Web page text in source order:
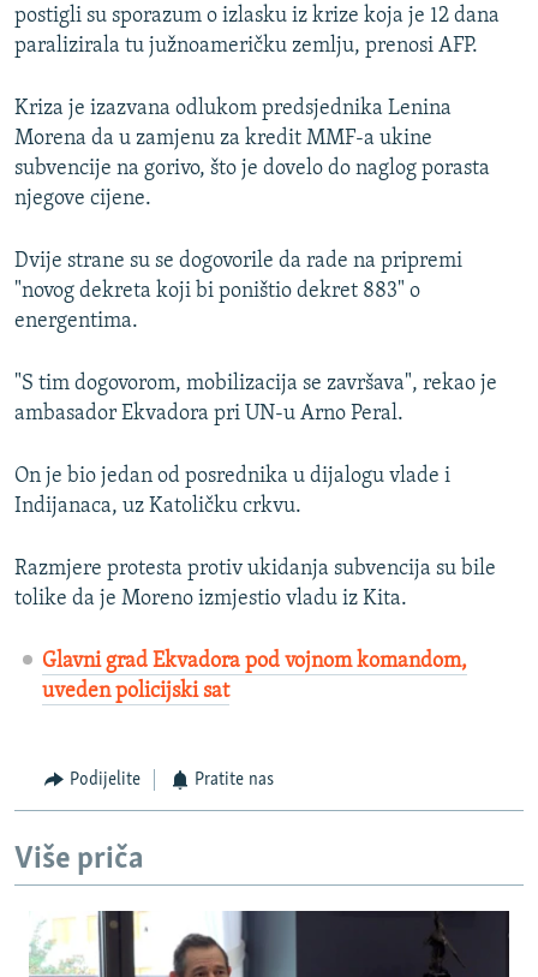
TV LIBERTY
POST SCRIPTUM
MOJA EVROPA
TRI DECENIJE OD RATA U BIH
SVE KARTE DEJTONA
Sve RFE/RL stranice
postigli su sporazum o izlasku iz krize koja je 12 dana
paralizirala tu južnoameričku zemlju, prenosi AFP.
Kriza je izazvana odlukom predsjednika Lenina
Morena da u zamjenu za kredit MMF-a ukine
subvencije na gorivo, što je dovelo do naglog porasta
njegove cijene.
Dvije strane su se dogovorile da rade na pripremi
"novog dekreta koji bi poništio dekret 883" o
energentima.
"S tim dogovorom, mobilizacija se završava", rekao je
ambasador Ekvadora pri UN-u Arno Peral.
On je bio jedan od posrednika u dijalogu vlade i
Indijanaca, uz Katoličku crkvu.
Razmjere protesta protiv ukidanja subvencija su bile
tolike da je Moreno izmjestio vladu iz Kita.
Glavni grad Ekvadora pod vojnom komandom,
uveden policijski sat
Podijelite Pratite nas
Više priča